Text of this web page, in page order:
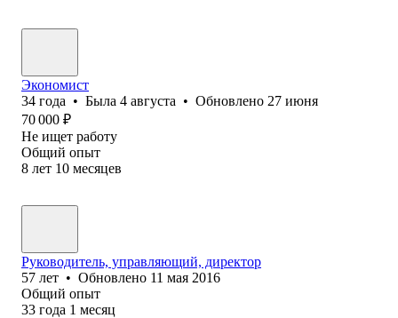
Экономист
34 года • Была 4 августа • Обновлено 27 июня
70 000 ₽
Не ищет работу
Общий опыт
8 лет 10 месяцев
Руководитель, управляющий, директор
57 лет • Обновлено 11 мая 2016
Общий опыт
33 года 1 месяц